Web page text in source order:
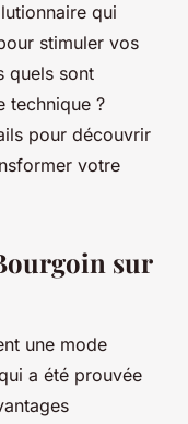
qui
stimuler vos
quels sont
technique ?
pour découvrir
votre
sur
une mode
a été prouvée